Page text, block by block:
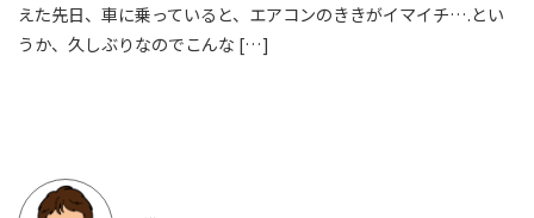
えた先日、車に乗っていると、エアコンのききがイマイチ….とい
うか、久しぶりなのでこんな […]